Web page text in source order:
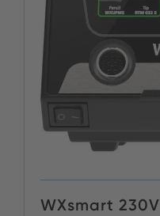
WXsmart 230V